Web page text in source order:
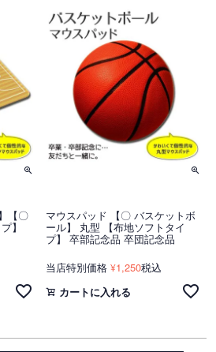
【〇
】
マウスパッド 【〇 バスケットボ
ール】 丸型 【布地ソフトタイ
プ】 卒部記念品 卒団記念品
当店特別価格 ¥1,250税込
カートに入れる